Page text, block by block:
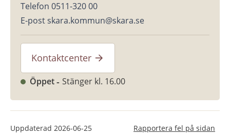
Telefon 0511-320 00
E-post skara.kommun@skara.se
Kontaktcenter
Öppet Stänger kl. 16.00
Uppdaterad 2026-06-25 Rapportera fel på sidan